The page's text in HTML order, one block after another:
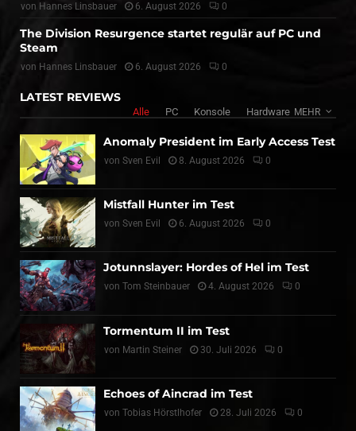
von Hannes Linsbauer 6. August 2026 0
The Division Resurgence startet regulär auf PC und
Steam
von Hannes Linsbauer 6. August 2026 0
LATEST REVIEWS
Alle PC Konsole Hardware MEHR
Anomaly President im Early Access Test
von Sven Evil 8. August 2026 0
Mistfall Hunter im Test
von Sven Evil 6. August 2026 0
Jotunnslayer: Hordes of Hel im Test
von Tom Steinbauer 4. August 2026 0
Tormentum II im Test
von Martin Steiner 30. Juli 2026 0
Echoes of Aincrad im Test
von Tobias Hörstlhofer 28. Juli 2026 0